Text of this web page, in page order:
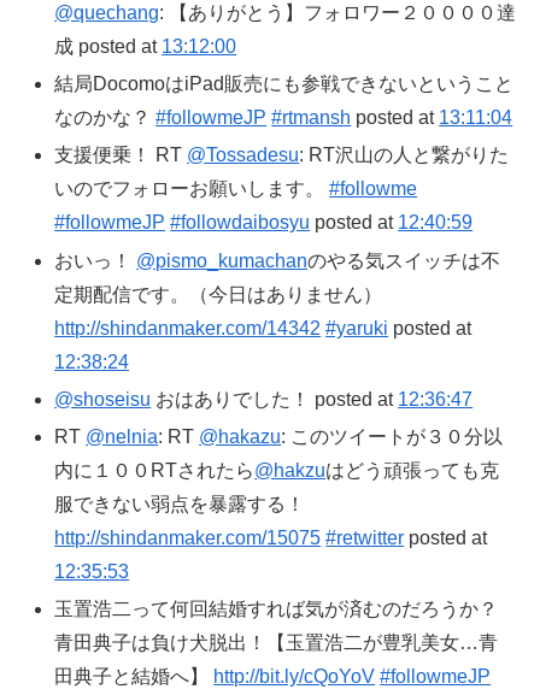
@quechang: 【ありがとう】フォロワー２００００達
成 posted at 13:12:00
結局DocomoはiPad販売にも参戦できないということ
なのかな？#followmeJP #rtmansh posted at 13:11:04
支援便乗！ RT @Tossadesu: RT沢山の人と繋がりた
いのでフォローお願いします。#followme
#followmeJP #followdaibosyu posted at 12:40:59
おいっ！ @pismo_kumachanのやる気スイッチは不
定期配信です。（今日はありません）
http://shindanmaker.com/14342 #yaruki posted at
12:38:24
@shoseisu おはありでした！ posted at 12:36:47
RT @nelnia: RT @hakazu: このツイートが３０分以
内に１００RTされたら@hakzuはどう頑張っても克
服できない弱点を暴露する！
http://shindanmaker.com/15075 #retwitter posted at
12:35:53
玉置浩二って何回結婚すれば気が済むのだろうか？
青田典子は負け犬脱出！【玉置浩二が豊乳美女…青
田典子と結婚へ】
http://bit.ly/cQoYoV #followmeJP